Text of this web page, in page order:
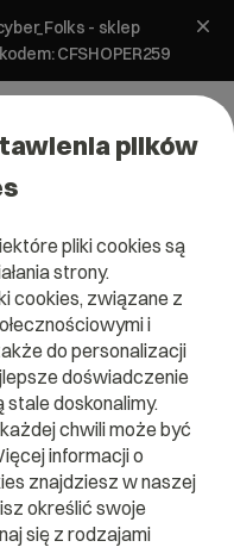
- sklep
CFSHOPER259
import instalacji
WordPress
plików
pliki cookies są
strony.
cookies, związane z
i
do personalizacji
doświadczenie
doskonalimy.
chwili może być
informacji o
znajdziesz w naszej
określić swoje
się z rodzajami